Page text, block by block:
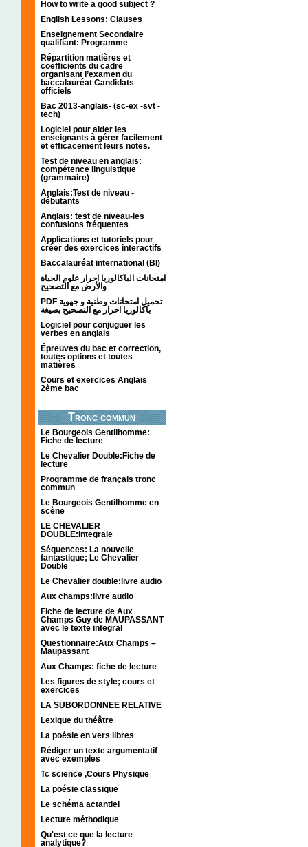
How to write a good subject ?
English Lessons: Clauses
Enseignement Secondaire
qualifiant: Programme
Répartition matières et
coefficients du cadre
organisant l’examen du
baccalauréat Candidats
officiels
Bac 2013-anglais- (sc-ex -svt -
tech)
Logiciel pour aider les
enseignants à gérer facilement
et efficacement leurs notes.
Test de niveau en anglais:
compétence linguistique
(grammaire)
Anglais:Test de niveau -
débutants
Anglais: test de niveau-les
confusions fréquentes
Applications et tutoriels pour
créer des exercices interactifs
Baccalauréat international (BI)
امتحانات الباكالوريا احرار علوم الحياة
والأرض مع التصحيح
PDF تحميل امتحانات وطنية و جهوية
باكالوريا احرار مع التصحيح بصيغة
Logiciel pour conjuguer les
verbes en anglais
Épreuves du bac et correction,
toutes options et toutes
matières
Cours et exercices Anglais
2ème bac
Tronc commun
Le Bourgeois Gentilhomme:
Fiche de lecture
Le Chevalier Double:Fiche de
lecture
Programme de français tronc
commun
Le Bourgeois Gentilhomme en
scène
LE CHEVALIER
DOUBLE:integrale
Séquences: La nouvelle
fantastique; Le Chevalier
Double
Le Chevalier double:livre audio
Aux champs:livre audio
Fiche de lecture de Aux
Champs Guy de MAUPASSANT
avec le texte integral
Questionnaire:Aux Champs –
Maupassant
Aux Champs: fiche de lecture
Les figures de style; cours et
exercices
LA SUBORDONNEE RELATIVE
Lexique du théâtre
La poésie en vers libres
Rédiger un texte argumentatif
avec exemples
Tc science ,Cours Physique
La poésie classique
Le schéma actantiel
Lecture méthodique
Qu'est ce que la lecture
analytique?